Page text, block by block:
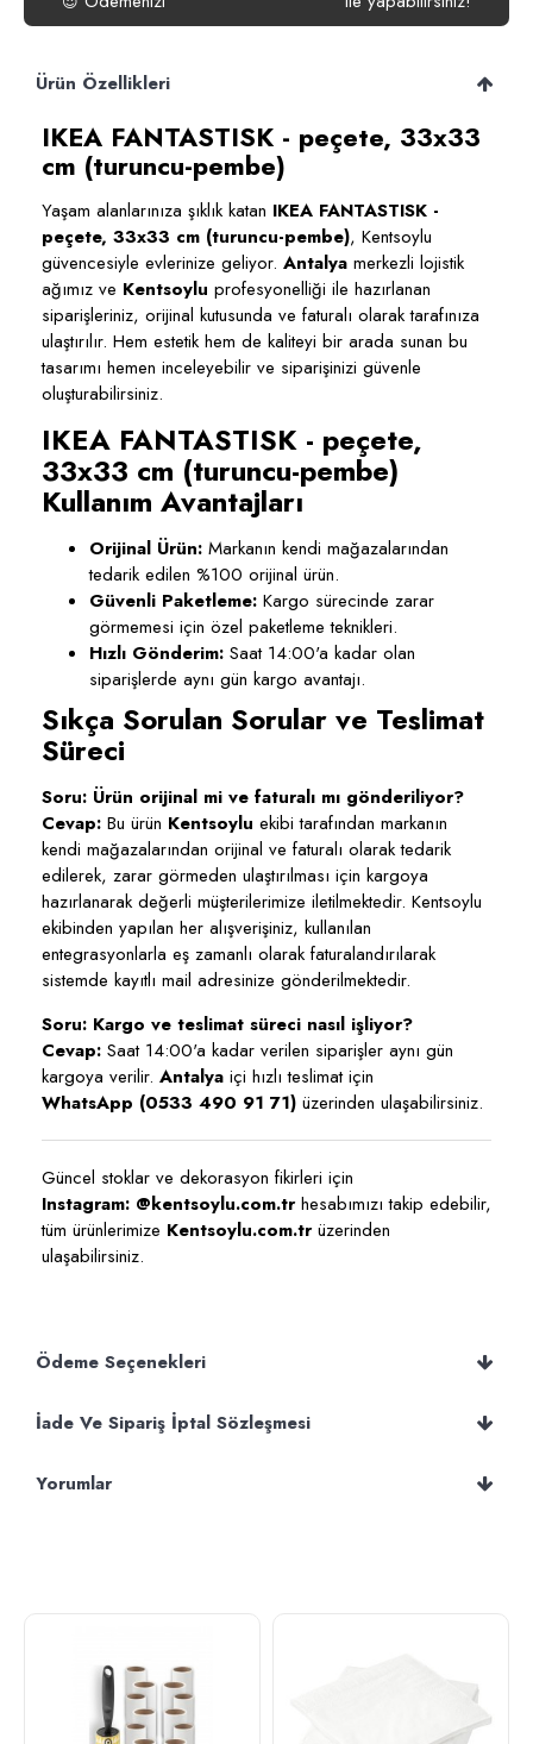
Ürün Özellikleri
IKEA FANTASTISK - peçete, 33x33
cm (turuncu-pembe)
Yaşam alanlarınıza şıklık katan IKEA FANTASTISK -
peçete, 33x33 cm (turuncu-pembe), Kentsoylu
güvencesiyle evlerinize geliyor. Antalya merkezli lojistik
ağımız ve Kentsoylu profesyonelliği ile hazırlanan
siparişleriniz, orijinal kutusunda ve faturalı olarak tarafınıza
ulaştırılır. Hem estetik hem de kaliteyi bir arada sunan bu
tasarımı hemen inceleyebilir ve siparişinizi güvenle
oluşturabilirsiniz.
IKEA FANTASTISK - peçete,
33x33 cm (turuncu-pembe)
Kullanım Avantajları
Orijinal Ürün: Markanın kendi mağazalarından
tedarik edilen %100 orijinal ürün.
Güvenli Paketleme: Kargo sürecinde zarar
görmemesi için özel paketleme teknikleri.
Hızlı Gönderim: Saat 14:00'a kadar olan
siparişlerde aynı gün kargo avantajı.
Sıkça Sorulan Sorular ve Teslimat
Süreci
Soru: Ürün orijinal mi ve faturalı mı gönderiliyor?
Cevap: Bu ürün Kentsoylu ekibi tarafından markanın
kendi mağazalarından orijinal ve faturalı olarak tedarik
edilerek, zarar görmeden ulaştırılması için kargoya
hazırlanarak değerli müşterilerimize iletilmektedir. Kentsoylu
ekibinden yapılan her alışverişiniz, kullanılan
entegrasyonlarla eş zamanlı olarak faturalandırılarak
sistemde kayıtlı mail adresinize gönderilmektedir.
Soru: Kargo ve teslimat süreci nasıl işliyor?
Cevap: Saat 14:00'a kadar verilen siparişler aynı gün
kargoya verilir. Antalya içi hızlı teslimat için
WhatsApp (0533 490 91 71) üzerinden ulaşabilirsiniz.
Güncel stoklar ve dekorasyon fikirleri için
Instagram: @kentsoylu.com.trhesabımızı takip edebilir,
tüm ürünlerimize Kentsoylu.com.trüzerinden
ulaşabilirsiniz.
Ödeme Seçenekleri
İade Ve Sipariş İptal Sözleşmesi
Yorumlar